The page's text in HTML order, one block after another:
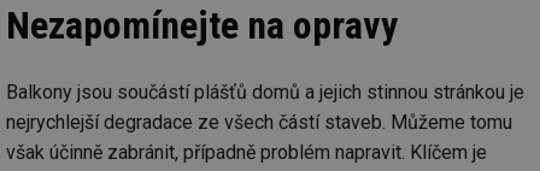
Nezapomínejte na opravy
Balkony jsou součástí plášťů domů a jejich stinnou stránkou je
nejrychlejší degradace ze všech částí staveb. Můžeme tomu
však účinně zabránit, případně problém napravit. Klíčem je